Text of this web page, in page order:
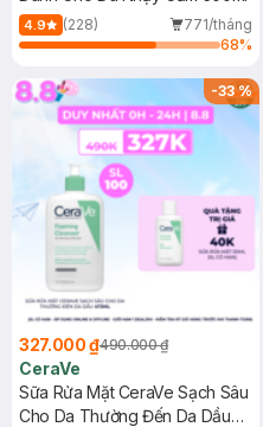
4.9 (228)
771/tháng
68%
-33%
327.000 ₫490.000 ₫
CeraVe
Sữa Rửa Mặt CeraVe Sạch Sâu
Cho Da Thường Đến Da Dầu